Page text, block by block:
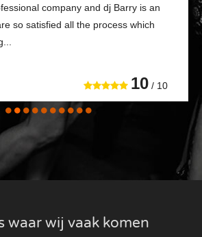
company and dj Barry is an
so satisfied all the process which
10 / 10
waar wij vaak komen